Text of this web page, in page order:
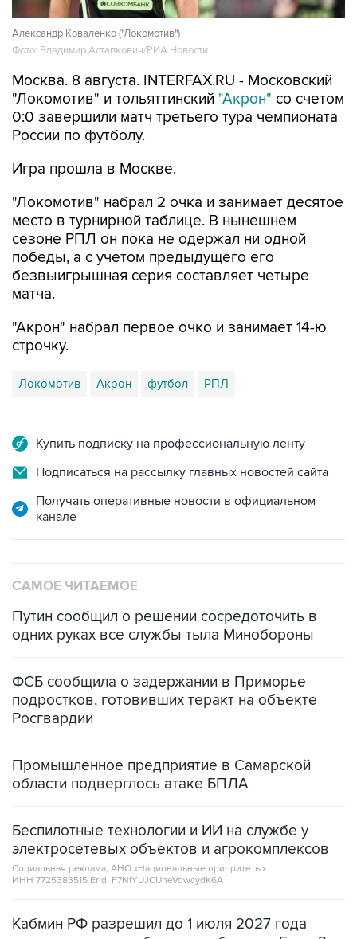
Александр Коваленко ("Локомотив")
Фото: Владимир Астапкович/РИА Новости
Москва. 8 августа. INTERFAX.RU - Московский
"Локомотив" и тольяттинский "Акрон" со счетом
0:0 завершили матч третьего тура чемпионата
России по футболу.
Игра прошла в Москве.
"Локомотив" набрал 2 очка и занимает десятое
место в турнирной таблице. В нынешнем
сезоне РПЛ он пока не одержал ни одной
победы, а с учетом предыдущего его
безвыигрышная серия составляет четыре
матча.
"Акрон" набрал первое очко и занимает 14-ю
строчку.
Локомотив Акрон футбол РПЛ
Купить подписку на профессиональную ленту
Подписаться на рассылку главных новостей сайта
Получать оперативные новости в официальном
канале
САМОЕ ЧИТАЕМОЕ
Путин сообщил о решении сосредоточить в
одних руках все службы тыла Минобороны
ФСБ сообщила о задержании в Приморье
подростков, готовивших теракт на объекте
Росгвардии
Промышленное предприятие в Самарской
области подверглось атаке БПЛА
Беспилотные технологии и ИИ на службе у
электросетевых объектов и агрокомплексов
Социальная реклама, АНО «Национальные приоритеты».
ИНН 7725383515 Erid: F7NfYUJCUneVdwcydK6A
Кабмин РФ разрешил до 1 июля 2027 года